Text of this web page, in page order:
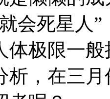
是懒懒的
会死星人
体极限一
析，在三